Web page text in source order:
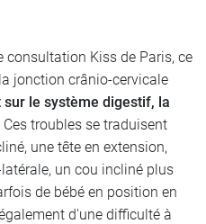
consultation Kiss de Paris, ce
jonction crânio-cervicale
le système digestif, la
Ces troubles se traduisent
une tête en extension,
un cou incliné plus
de bébé en position en
d'une difficulté à